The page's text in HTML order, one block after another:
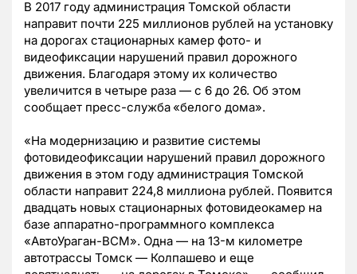
В 2017 году администрация Томской области
направит почти 225 миллионов рублей на установку
на дорогах стационарных камер фото- и
видеофиксации нарушений правил дорожного
движения. Благодаря этому их количество
увеличится в четыре раза — с 6 до 26. Об этом
сообщает пресс-служба «белого дома».
«На модернизацию и развитие системы
фотовидеофиксации нарушений правил дорожного
движения в этом году администрация Томской
области направит 224,8 миллиона рублей. Появится
двадцать новых стационарных фотовидеокамер на
базе аппаратно-программного комплекса
«АвтоУраган-ВСМ». Одна — на 13-м километре
автотрассы Томск — Колпашево и еще